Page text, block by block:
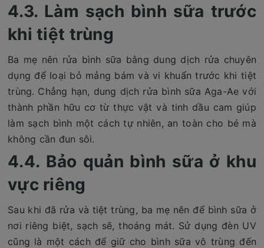
4.3. Làm sạch bình sữa trước
khi tiệt trùng
Ba mẹ nên rửa bình sữa bằng dung dịch rửa chuyên
dụng để loại bỏ mảng bám và vi khuẩn trước khi tiệt
trùng. Chẳng hạn, dung dịch rửa bình sữa Aga-Ae với
thành phần hữu cơ từ thực vật và tinh dầu cam giúp
làm sạch bình một cách tự nhiên, an toàn cho bé mà
không cần đun sôi.
4.4. Bảo quản bình sữa ở khu
vực riêng
Sau khi đã rửa và tiệt trùng, ba mẹ nên để bình sữa ở
nơi riêng biệt, sạch sẽ, thoáng mát. Sử dụng đèn UV
cũng là một cách để giữ cho bình sữa vô trùng đến